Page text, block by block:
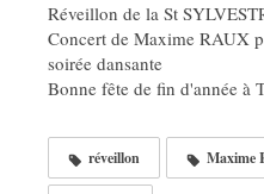
Réveillon de la St
Concert de Maxime RAUX
soirée dansante
Bonne fête de fin d'année à
réveillon Maxime